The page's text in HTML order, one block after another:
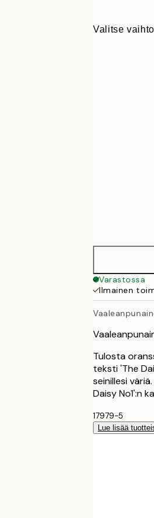
Valitse
Varastossa
Ilmainen
Tulosta
teksti 'The
seinillesi
Daisy No1':n
17979-5
Lue lisää